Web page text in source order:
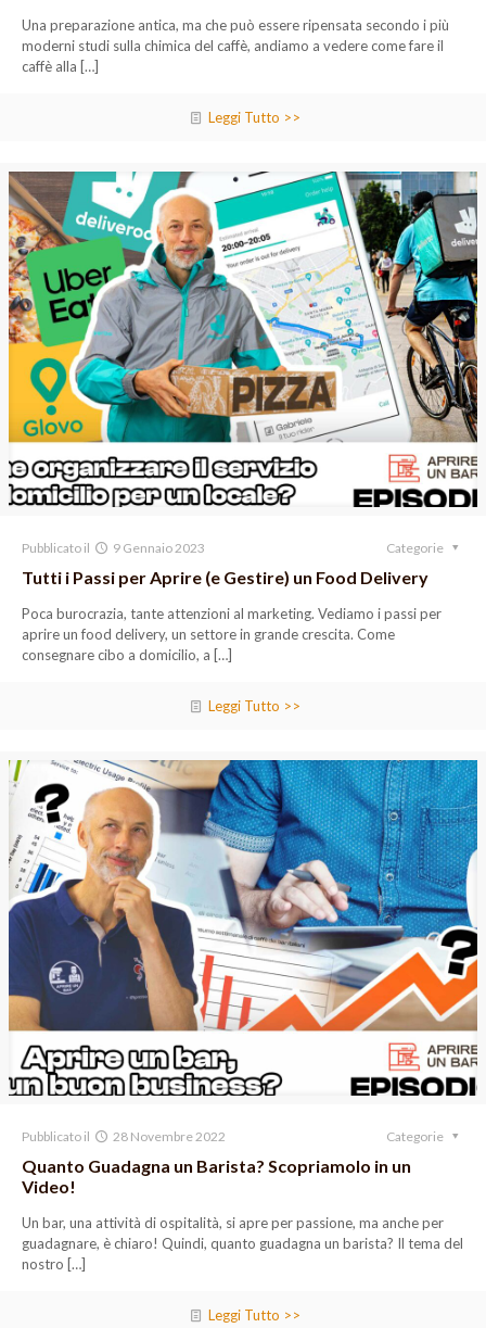
Una preparazione antica, ma che può essere ripensata secondo i più
moderni studi sulla chimica del caffè, andiamo a vedere come fare il
caffè alla […]
Leggi Tutto >>
Pubblicato il 9 Gennaio 2023 Categorie
Tutti i Passi per Aprire (e Gestire) un Food Delivery
Poca burocrazia, tante attenzioni al marketing. Vediamo i passi per
aprire un food delivery, un settore in grande crescita. Come
consegnare cibo a domicilio, a […]
Leggi Tutto >>
Pubblicato il 28 Novembre 2022 Categorie
Quanto Guadagna un Barista? Scopriamolo in un
Video!
Un bar, una attività di ospitalità, si apre per passione, ma anche per
guadagnare, è chiaro! Quindi, quanto guadagna un barista? Il tema del
nostro […]
Leggi Tutto >>